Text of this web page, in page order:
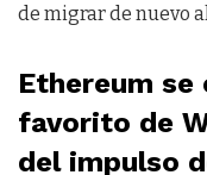
de migrar de nuevo
Ethereum
favorito de
del impulso